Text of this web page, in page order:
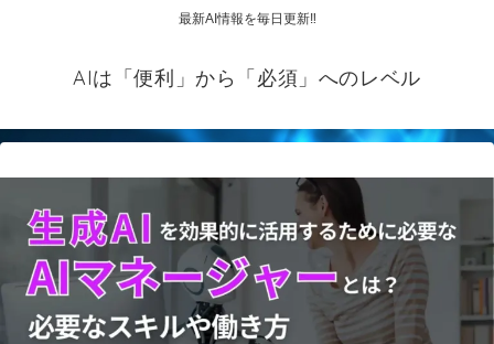
最新AI情報を毎日更新‼
AIは「便利」から「必須」へのレベル